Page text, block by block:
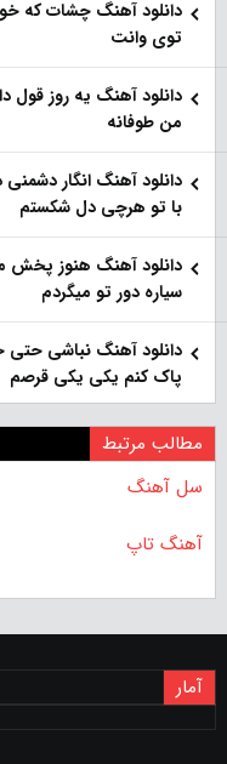
دانلود آهنگ چشات که
توی وانت
دانلود آهنگ یه روز قول
من طوفانه
دانلود آهنگ انگار
با تو هرچی دل شکستم
دانلود آهنگ هنوز پخش
سیاره دور تو میگردم
دانلود آهنگ نباشی حتی
پاک کنم یکی یکی قرصم
مطالب مرتبط
سل آهنگ
آهنگ تاپ
آمار